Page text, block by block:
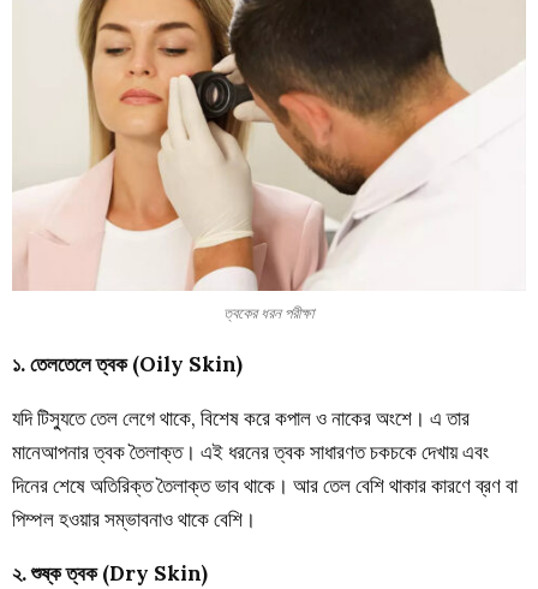
ত্বকের ধরন পরীক্ষা
১. তেলতেলে ত্বক (Oily Skin)
যদি টিস্যুতে তেল লেগে থাকে, বিশেষ করে কপাল ও নাকের অংশে। এ তার
মানেআপনার ত্বক তৈলাক্ত। এই ধরনের ত্বক সাধারণত চকচকে দেখায় এবং
দিনের শেষে অতিরিক্ত তৈলাক্ত ভাব থাকে। আর তেল বেশি থাকার কারণে ব্রণ বা
পিম্পল হওয়ার সম্ভাবনাও থাকে বেশি।
২. শুষ্ক ত্বক (Dry Skin)